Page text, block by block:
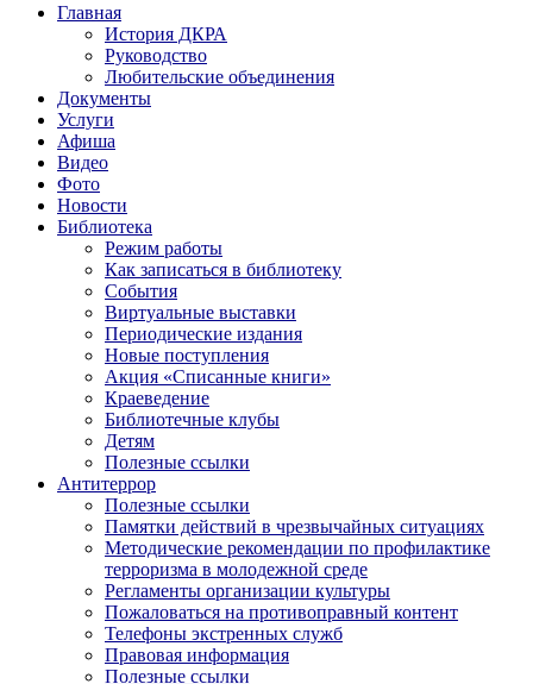
Главная
История ДКРА
Руководство
Любительские объединения
Документы
Услуги
Афиша
Видео
Фото
Новости
Библиотека
Режим работы
Как записаться в библиотеку
События
Виртуальные выставки
Периодические издания
Новые поступления
Акция «Списанные книги»
Краеведение
Библиотечные клубы
Детям
Полезные ссылки
Антитеррор
Полезные ссылки
Памятки действий в чрезвычайных ситуациях
Методические рекомендации по профилактике
терроризма в молодежной среде
Регламенты организации культуры
Пожаловаться на противоправный контент
Телефоны экстренных служб
Правовая информация
Полезные ссылки